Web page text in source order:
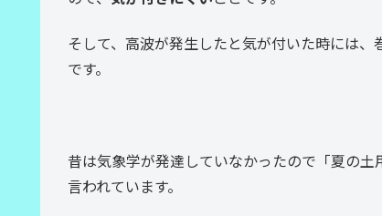
そして、高波が発生したと気が付いた時には
です。
昔は気象学が発達していなかったので「夏の
言われています。